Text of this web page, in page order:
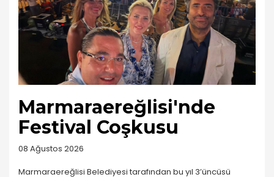
Marmaraereğlisi'nde
Festival Coşkusu
08 Ağustos 2026
Marmaraereğlisi Belediyesi tarafından bu yıl 3’üncüsü